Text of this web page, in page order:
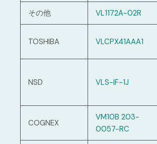
その他 VL1172A-02R
TOSHIBA VLCPX41AAA1
NSD VLS-IF-1J
COGNEX
VM10B 203-
0057-RC